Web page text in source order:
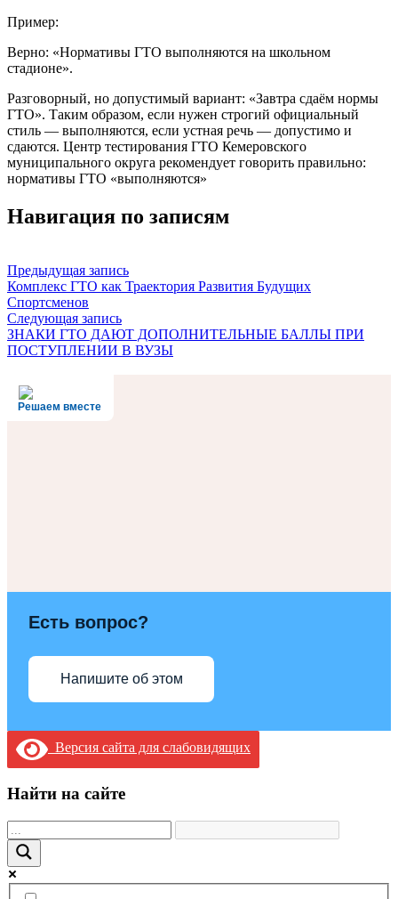
Пример:
Верно: «Нормативы ГТО выполняются на школьном
стадионе».
Разговорный, но допустимый вариант: «Завтра сдаём нормы
ГТО». Таким образом, если нужен строгий официальный
стиль — выполняются, если устная речь — допустимо и
сдаются. Центр тестирования ГТО Кемеровского
муниципального округа рекомендует говорить правильно:
нормативы ГТО «выполняются»
Навигация по записям
Предыдущая запись
Комплекс ГТО как Траектория Развития Будущих
Спортсменов
Следующая запись
ЗНАКИ ГТО ДАЮТ ДОПОЛНИТЕЛЬНЫЕ БАЛЛЫ ПРИ
ПОСТУПЛЕНИИ В ВУЗЫ
Решаем вместе
Есть вопрос?
Напишите об этом
Версия сайта для слабовидящих
Найти на сайте